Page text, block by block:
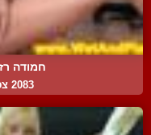
חמודה
2083 צפיות